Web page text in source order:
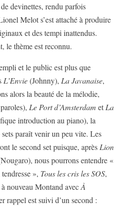
devinettes, rendu parfois
Melot s’est attaché à produire
et des tempi inattendus.
le thème est reconnu.
et le public est plus que
L’Envie(Johnny), La Javanaise,
alors la beauté de la mélodie,
Le Port d’Amsterdam et La
introduction au piano), la
paraît venir un peu vite. Les
le second set puisque, après Lion
nous pourrons entendre «
», Tous les cris les SOS,
nouveau Montand avecÀ
rappel est suivi d’un second :